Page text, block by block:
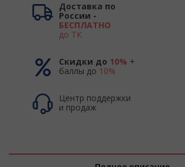
Доставка по
России -
БЕСПЛАТНО
до ТК
Скидки до 10% +
баллы до 10%
Центр поддержки
и продаж